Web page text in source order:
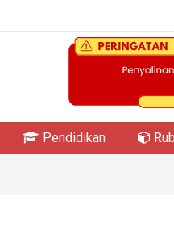
Pendidikan